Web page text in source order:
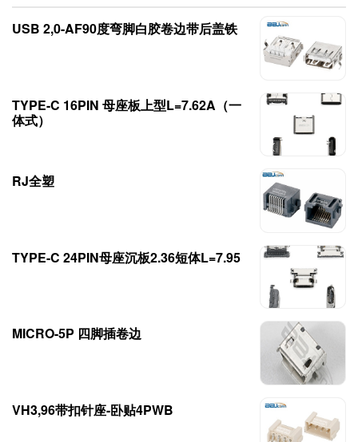
USB 2,0-AF90度弯脚白胶卷边带后盖铁
TYPE-C 16PIN 母座板上型L=7.62A（一
体式）
RJ全塑
TYPE-C 24PIN母座沉板2.36短体L=7.95
MICRO-5P 四脚插卷边
VH3,96带扣针座-卧贴4PWB